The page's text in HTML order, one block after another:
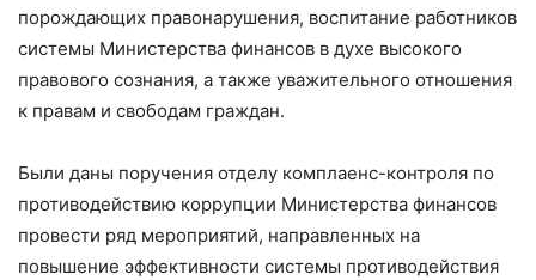
порождающих правонарушения, воспитание работников
системы Министерства финансов в духе высокого
правового сознания, а также уважительного отношения
к правам и свободам граждан.
Были даны поручения отделу комплаенс-контроля по
противодействию коррупции Министерства финансов
провести ряд мероприятий, направленных на
повышение эффективности системы противодействия